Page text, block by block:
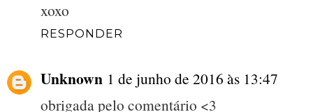
xoxo
RESPONDER
Unknown 1 de junho de 2016 às 13:47
obrigada pelo comentário <3